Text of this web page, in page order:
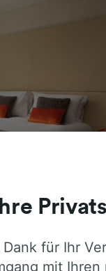
Ihre
für Ihr
mit